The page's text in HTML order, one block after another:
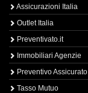
Assicurazioni Italia
Outlet Italia
Preventivato.it
Immobiliari Agenzie
Preventivo Assicurato
Tasso Mutuo